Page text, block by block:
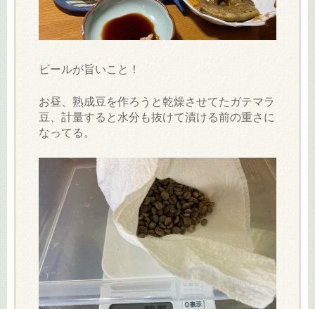
ビールが旨いこと！
お昼、熟成豆を作ろうと乾燥させてたガテマラ
豆、計量すると水分も抜けて漬ける前の重さに
なってる。